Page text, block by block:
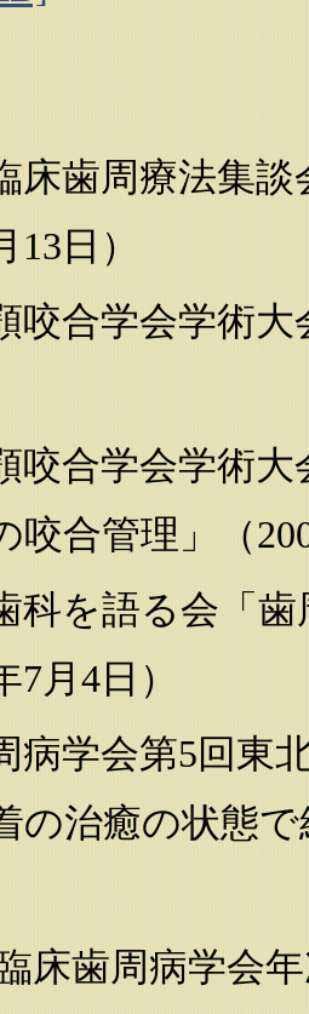
床歯周療法集
13日）
咬合学会学術
咬合学会学術
咬合管理」（
科を語る会「
7月4日）
病学会第5回東
の治癒の状態
床歯周病学会